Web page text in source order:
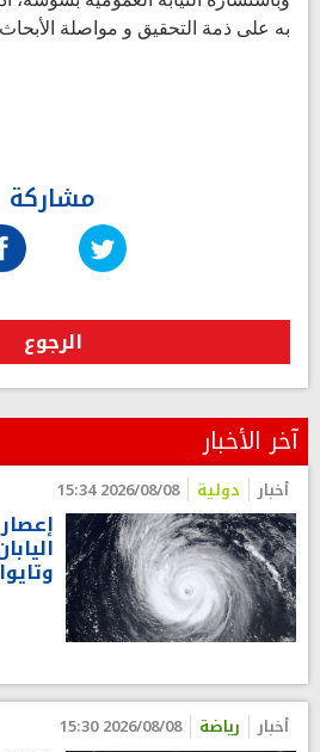
به على ذمة التحقيق و مواصلة
مشاركة
الرجوع
آخر الأخبار
أخبار دولية 2026/08/08 15:34
أخبار رياضة 2026/08/08 15:30